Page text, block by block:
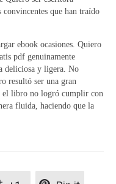
convincentes que han traído
ebook ocasiones. Quiero
pdf genuinamente
deliciosa y ligera. No
resultó ser una gran
el libro no logró cumplir con
fluida, haciendo que la